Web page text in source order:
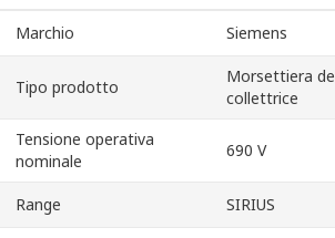
Marchio Siemens
Tipo prodotto
Morsettiera
collettrice
Tensione operativa
nominale
690 V
Range SIRIUS